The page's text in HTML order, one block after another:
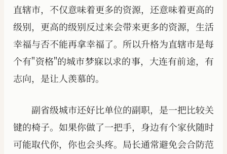
直辖市，不仅意味着更多的资源，还意味着更高的
级别，更高的级别反过来会带来更多的资源，生活
幸福与否不能再拿幸福了。所以升格为直辖市是每
个有"资格"的城市梦寐以求的事，大连有前途，有
志向，是让人羡慕的。
副省级城市还好比单位的副职，是一把比较关
键的椅子。如果你做了一把手，身边有个家伙随时
可能取代你，你也会头疼。局长通常避免会合防范